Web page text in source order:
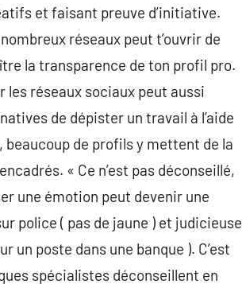
et faisant preuve d’initiative.
réseaux peut t’ouvrir de
la transparence de ton profil pro.
les réseaux sociaux peut aussi
de dépister un travail à l’aide
de profils y mettent de la
« Ce n’est pas déconseillé,
une émotion peut devenir une
police ( pas de jaune ) et judicieuse
un poste dans une banque ). C’est
spécialistes déconseillent en